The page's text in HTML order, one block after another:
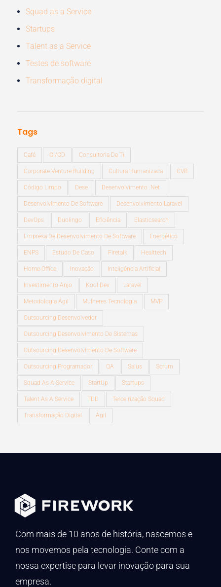
Squad as a Service
Startups
Talent as a Service
Testes de software
Transformação digital
Tags
Café CI/CD Consultoria De Ti
Corporate Venture Building Cultura Humanizada CVB
Código Limpo Dese Desenvolvimento .Net
Desenvolvimento De Software Desenvolvimento Laravel
DevOps Duolingo Eficiência Elasticsearch
Empresa De Desenvolvimento De Software Energético
ENPS Estudo De Caso Firetalk Healttech
Home-Office Inovação Inteligência Artificial
Investimento Anjo Kool.dev Laravel
Metodologia Ágil Mulheres Tecnologia MVP
Outsourcing Desenvolvedor
Outsourcing Desenvolvimento De Sistemas
Outsourcing Desenvolvimento De Software
Outsourcing Programador QA Salus Scrum
Squad As A Service StartUp Startups
Talent As A Service TDD Terceirização Squad
Transformação Digital Ágil
Com mais de 10 anos de história, nascemos e
nos movemos pela tecnologia. Conte com a
nossa expertise para levar inovação para sua
empresa.